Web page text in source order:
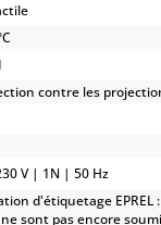
contre les
V | 1N | 50 Hz
d'étiquetage EPREL
sont pas encore